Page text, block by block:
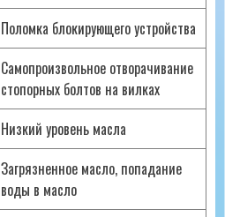
Поломка блокирующего устройства
Самопроизвольное отворачивание
стопорных болтов на вилках
Низкий уровень масла
Загрязненное масло, попадание
воды в масло